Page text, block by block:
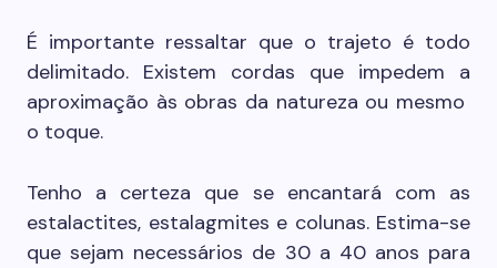
É importante ressaltar que o trajeto é todo
delimitado. Existem cordas que impedem a
aproximação às obras da natureza ou mesmo
o toque.
Tenho a certeza que se encantará com as
estalactites, estalagmites e colunas. Estima-se
que sejam necessários de 30 a 40 anos para